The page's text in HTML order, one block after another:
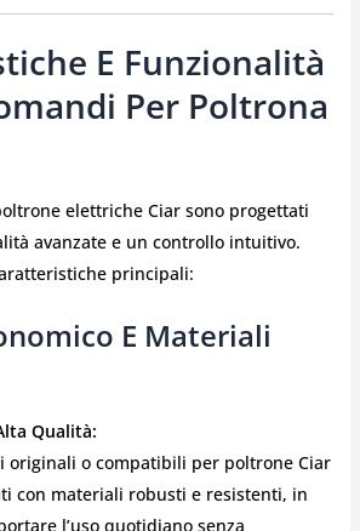
E Funzionalità
Per Poltrona
elettriche Ciar sono progettati
avanzate e un controllo intuitivo.
principali:
E Materiali
Qualità:
originali o compatibili per poltrone Ciar
con materiali robusti e resistenti, in
l’uso quotidiano senza